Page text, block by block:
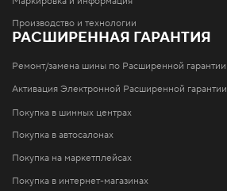
Производство и технологии
РАСШИРЕННАЯ ГАРАНТИЯ
Ремонт/замена шины по Расширенной гарантии
Активация Электронной Расширенной гарантии
Покупка в шинных центрах
Покупка в автосалонах
Покупка на маркетплейсах
Покупка в интернет-магазинах